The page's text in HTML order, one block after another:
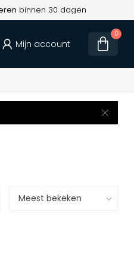
binnen 30 dagen
Mijn account
0